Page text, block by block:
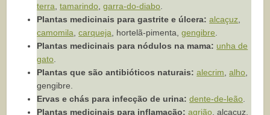
terra ,tamarindo ,garra-do-diabo
Plantas medicinais para gastrite e úlcera: alcaçuz
camomila ,carqueja , hortelã-pimenta,gengibre
Plantas medicinais para nódulos na mama: unha de
gato
Plantas que são antibióticos naturais: alecrim ,alho
gengibre.
Ervas e chás para infecção de urina: dente-de-leão
Plantas medicinais para inflamação: agrião , alcaçuz,